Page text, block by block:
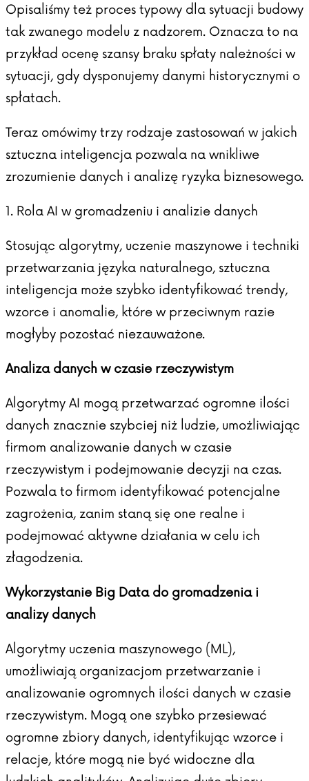
Opisaliśmy też proces typowy dla sytuacji budowy
tak zwanego modelu z nadzorem. Oznacza to na
przykład ocenę szansy braku spłaty należności w
sytuacji, gdy dysponujemy danymi historycznymi o
spłatach.
Teraz omówimy trzy rodzaje zastosowań w jakich
sztuczna inteligencja pozwala na wnikliwe
zrozumienie danych i analizę ryzyka biznesowego.
1. Rola AI w gromadzeniu i analizie danych
Stosując algorytmy, uczenie maszynowe i techniki
przetwarzania języka naturalnego, sztuczna
inteligencja może szybko identyfikować trendy,
wzorce i anomalie, które w przeciwnym razie
mogłyby pozostać niezauważone.
Analiza danych w czasie rzeczywistym
Algorytmy AI mogą przetwarzać ogromne ilości
danych znacznie szybciej niż ludzie, umożliwiając
firmom analizowanie danych w czasie
rzeczywistym i podejmowanie decyzji na czas.
Pozwala to firmom identyfikować potencjalne
zagrożenia, zanim staną się one realne i
podejmować aktywne działania w celu ich
złagodzenia.
Wykorzystanie Big Data do gromadzenia i
analizy danych
Algorytmy uczenia maszynowego (ML),
umożliwiają organizacjom przetwarzanie i
analizowanie ogromnych ilości danych w czasie
rzeczywistym. Mogą one szybko przesiewać
ogromne zbiory danych, identyfikując wzorce i
relacje, które mogą nie być widoczne dla